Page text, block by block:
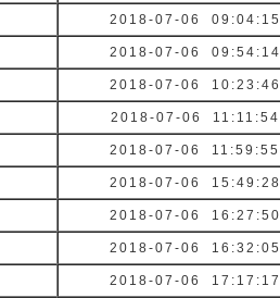
2018-07-06 09:04:15
2018-07-06 09:54:14
2018-07-06 10:23:46
2018-07-06 11:11:54
2018-07-06 11:59:55
2018-07-06 15:49:28
2018-07-06 16:27:50
2018-07-06 16:32:05
2018-07-06 17:17:17